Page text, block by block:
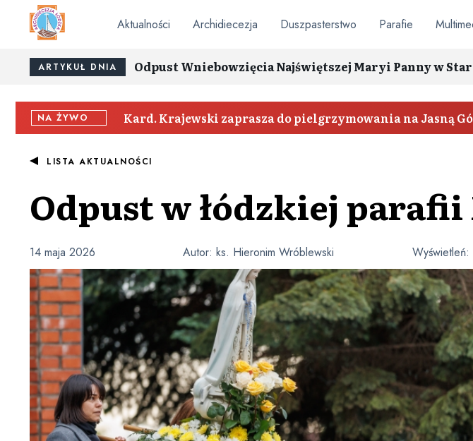
Aktualności Archidiecezja Duszpasterstwo Parafie
ARTYKUŁ DNIA Odpust Wniebowzięcia Najświętszej Maryi Panny w
NA ŻYWO Kard. Krajewski zaprasza do pielgrzymowania na Jasną
LISTA AKTUALNOŚCI
Odpust w łódzkiej
Autor: ks. Hieronim Wróblewski
14 maja 2026 Wyświetleń: